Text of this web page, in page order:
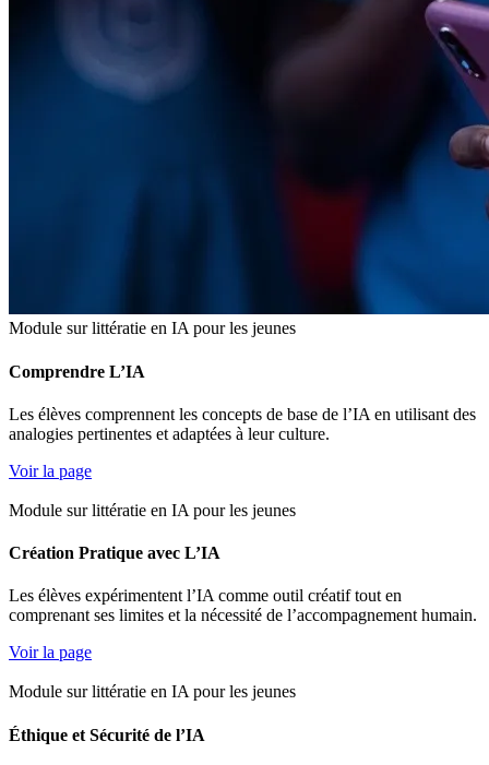
Module sur littératie en IA pour les jeunes
Comprendre L’IA
Les élèves comprennent les concepts de base de l’IA en utilisant des
analogies pertinentes et adaptées à leur culture.
Voir la page
Module sur littératie en IA pour les jeunes
Création Pratique avec L’IA
Les élèves expérimentent l’IA comme outil créatif tout en
comprenant ses limites et la nécessité de l’accompagnement humain.
Voir la page
Module sur littératie en IA pour les jeunes
Éthique et Sécurité de l’IA